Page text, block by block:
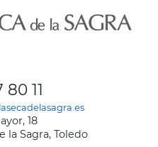
80 11
18
la Sagra, Toledo